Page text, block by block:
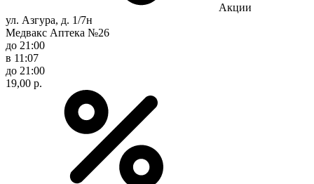
Акции
ул. Азгура, д. 1/7н
Медвакс Аптека №26
до 21:00
в 11:07
до 21:00
19,00 р.